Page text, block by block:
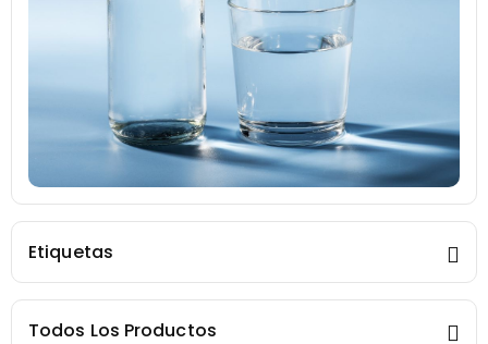
Etiquetas
Todos Los Productos